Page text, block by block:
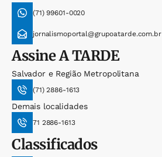
(71) 99601-0020
jornalismoportal@grupoatarde.com.br
AssineA TARDE
Salvador e Região Metropolitana
(71) 2886-1613
Demais localidades
71 2886-1613
Classificados